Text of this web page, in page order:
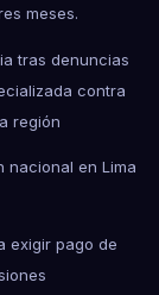
meses.
tras denuncias
contra
región
nacional en Lima
exigir pago de